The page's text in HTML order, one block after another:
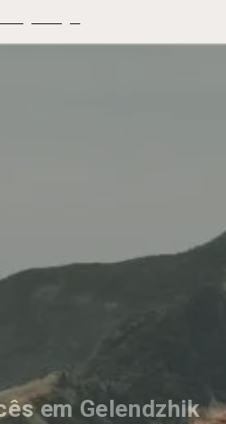
em Gelendzhik